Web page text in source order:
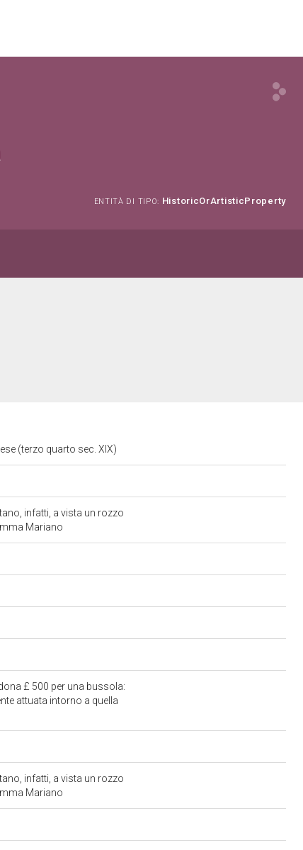
ENTITÀ DI TIPO: HistoricOrArtisticProperty
(terzo quarto sec. XIX)
infatti, a vista un rozzo
Mariano
£ 500 per una bussola:
attuata intorno a quella
infatti, a vista un rozzo
Mariano